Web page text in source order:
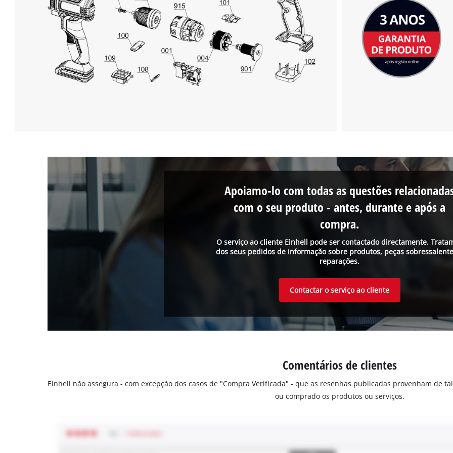
O serviço ao cliente Einhell pode ser contactado directamente.
dos seus pedidos de informação sobre produtos, peças
reparações.
Apoiamo-lo com todas as questões
com o seu produto - antes, durante e após a
compra.
Contactar o serviço ao cliente
Comentários de clientes
Einhell não assegura - com excepção dos casos de "Compra Verificada" - que as resenhas publicadas provenham de
ou comprado os produtos ou serviços.